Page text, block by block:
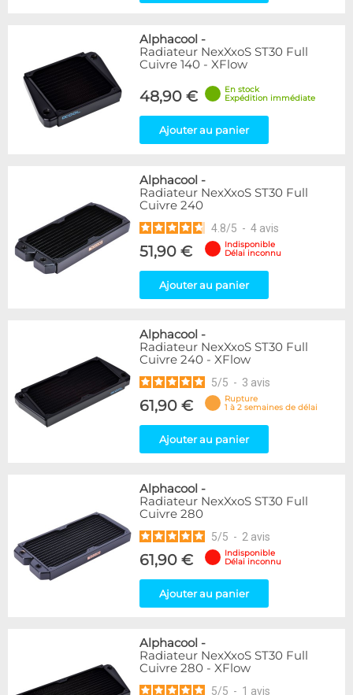
Alphacool -
Radiateur NexXxoS ST30 Full
Cuivre 140 - XFlow
48,90 €
En stock
Expédition immédiate
Ajouter au panier
Alphacool -
Radiateur NexXxoS ST30 Full
Cuivre 240
4.8/5 - 4 avis
51,90 €
Indisponible
Délai inconnu
Ajouter au panier
Alphacool -
Radiateur NexXxoS ST30 Full
Cuivre 240 - XFlow
5/5 - 3 avis
61,90 €
Rupture
1 à 2 semaines de délai
Ajouter au panier
Alphacool -
Radiateur NexXxoS ST30 Full
Cuivre 280
5/5 - 2 avis
61,90 €
Indisponible
Délai inconnu
Ajouter au panier
Alphacool -
Radiateur NexXxoS ST30 Full
Cuivre 280 - XFlow
5/5 - 1 avis